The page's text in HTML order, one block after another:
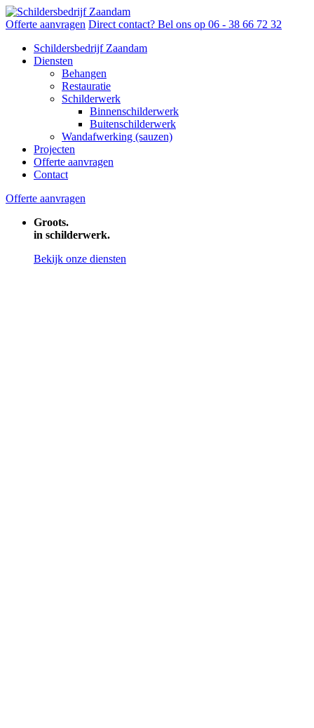
Offerte aanvragen Direct contact? Bel ons op 06 - 38 66 72 32
Schildersbedrijf Zaandam
Diensten
Behangen
Restauratie
Schilderwerk
Binnenschilderwerk
Buitenschilderwerk
Wandafwerking (sauzen)
Projecten
Offerte aanvragen
Contact
Offerte aanvragen
Groots.
in schilderwerk.
Bekijk onze diensten